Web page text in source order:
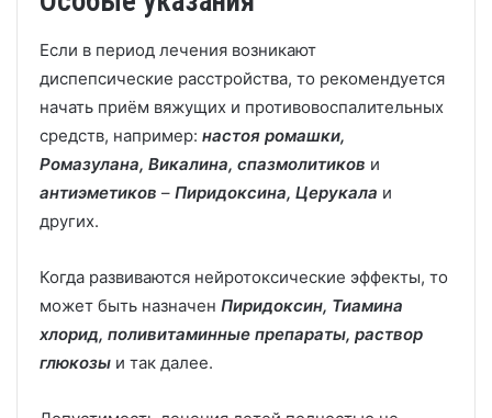
Если в период лечения возникают
диспепсические расстройства, то рекомендуется
начать приём вяжущих и противовоспалительных
средств, например: настоя ромашки,
Ромазулана, Викалина, спазмолитиков и
антиэметиков – Пиридоксина, Церукала и
других.
Когда развиваются нейротоксические эффекты, то
может быть назначен Пиридоксин, Тиамина
хлорид, поливитаминные препараты, раствор
глюкозы и так далее.